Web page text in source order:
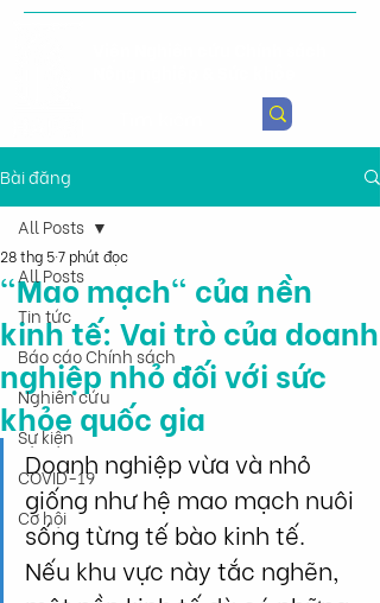
Bài đăng
All Posts
Tin tức
Báo cáo Chính sách
Nghiên cứu
Sự kiện
COVID-19
Cơ hội
All Posts
"Mao mạch" của nền
kinh tế: Vai trò của doanh
nghiệp nhỏ đối với sức
khỏe quốc gia
28 thg 57 phút đọc
Doanh nghiệp vừa và nhỏ
giống như hệ mao mạch nuôi
sống từng tế bào kinh tế.
Nếu khu vực này tắc nghẽn,